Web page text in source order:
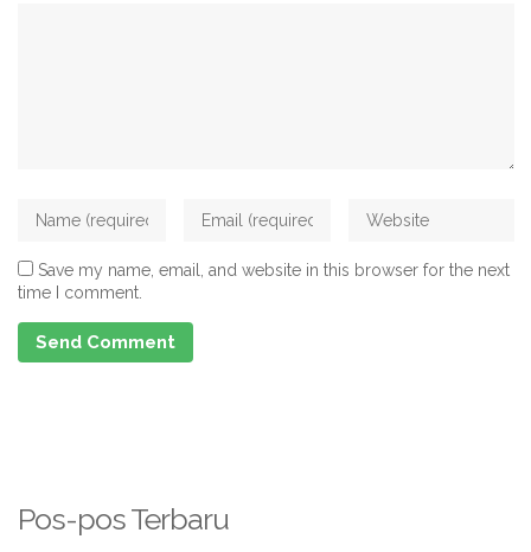
Save my name, email, and website in this browser for the next
time I comment.
Pos-pos Terbaru